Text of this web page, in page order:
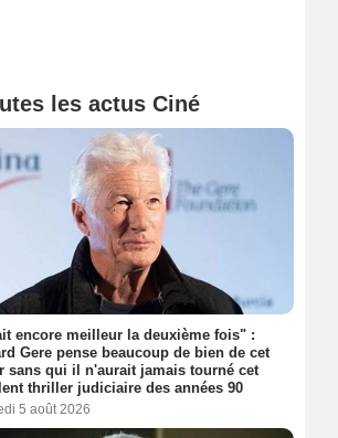
les actus Ciné
encore meilleur la deuxième fois" :
Gere pense beaucoup de bien de cet
sans qui il n'aurait jamais tourné cet
thriller judiciaire des années 90
5 août 2026